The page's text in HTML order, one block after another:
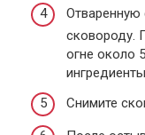
Отваренную
сковороду.
огне около
Снимите